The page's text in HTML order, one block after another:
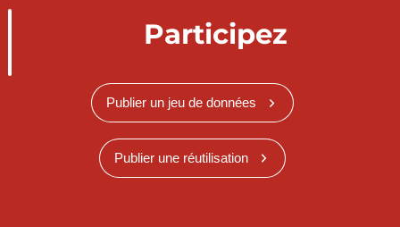
Participez
Publier un jeu de données
Publier une réutilisation